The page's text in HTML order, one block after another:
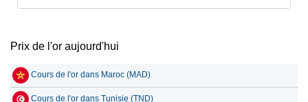
Prix de l'or aujourd'hui
Cours de l'or dans Maroc (MAD)
Cours de l'or dans Tunisie (TND)